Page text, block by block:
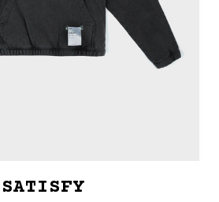
SATISFY